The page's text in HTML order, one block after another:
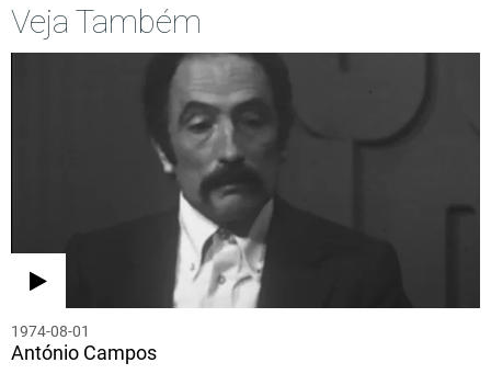
Veja Também
1974-08-01
António Campos